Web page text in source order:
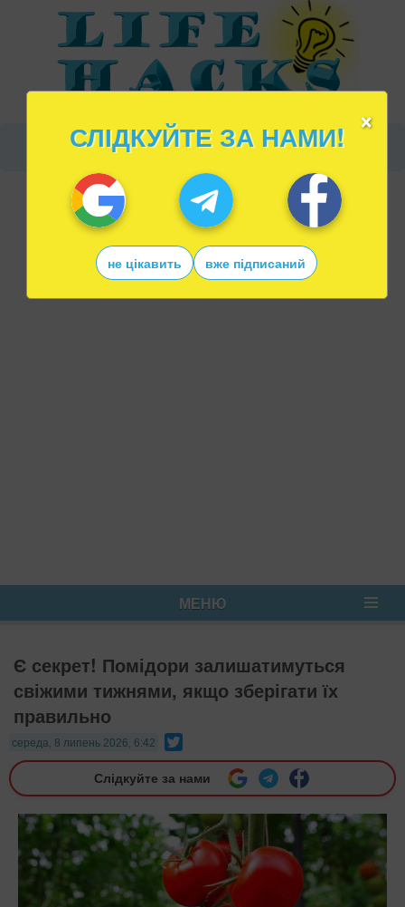
МЕНЮ
Є секрет! Помідори залишатимуться
свіжими тижнями, якщо зберігати їх
правильно
середа, 8 липень 2026, 6:42
Слідкуйте за нами
×
СЛІДКУЙТЕ ЗА НАМИ!
не цікавить вже підписаний